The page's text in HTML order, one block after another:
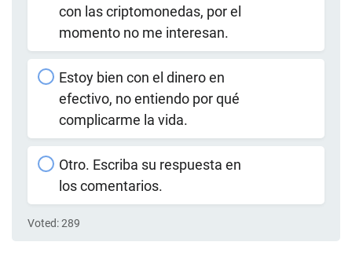
con las criptomonedas, por el
momento no me interesan.
Estoy bien con el dinero en
efectivo, no entiendo por qué
complicarme la vida.
Otro. Escriba su respuesta en
los comentarios.
Voted:289